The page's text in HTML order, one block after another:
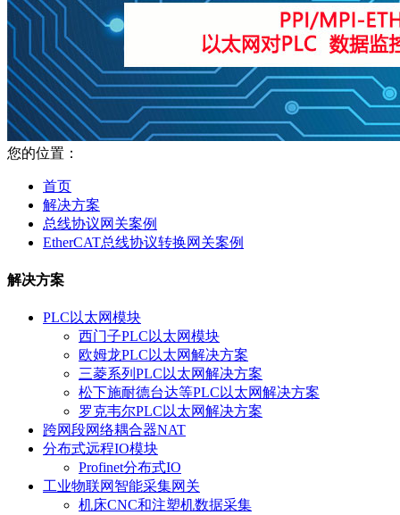
您的位置：
首页
解决方案
总线协议网关案例
EtherCAT总线协议转换网关案例
解决方案
PLC以太网模块
西门子PLC以太网模块
欧姆龙PLC以太网解决方案
三菱系列PLC以太网解决方案
松下施耐德台达等PLC以太网解决方案
罗克韦尔PLC以太网解决方案
跨网段网络耦合器NAT
分布式远程IO模块
Profinet分布式IO
工业物联网智能采集网关
机床CNC和注塑机数据采集